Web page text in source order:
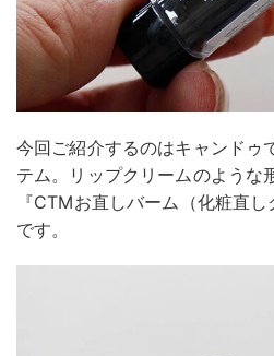
今回ご紹介するのはキャンドゥ
テム。リップクリームのような
『CTMお直しバーム（化粧直
です。